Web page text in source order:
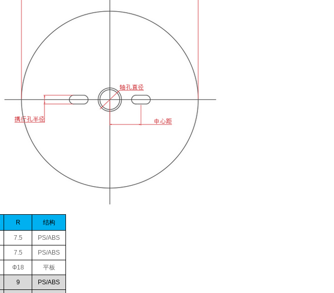
R 结构
7.5 PS/ABS
7.5 PS/ABS
Ф18 平板
9 PS/ABS